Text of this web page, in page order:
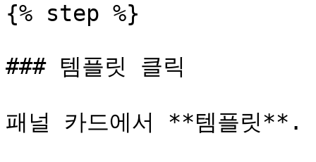
{% step %}
### 템플릿 클릭
패널 카드에서 **템플릿**.